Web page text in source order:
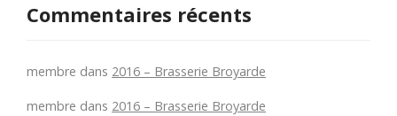
Commentaires récents
membre dans 2016 – Brasserie Broyarde
membre dans 2016 – Brasserie Broyarde